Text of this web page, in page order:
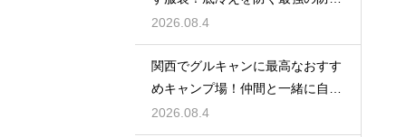
対策とは？
2026.08.4
関西でグルキャンに最高なおすす
めキャンプ場！仲間と一緒に自然
を満喫する
2026.08.4